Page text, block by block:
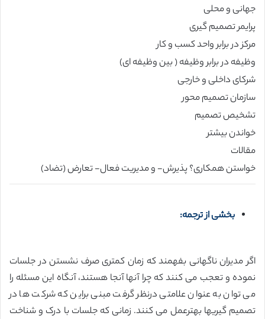
جهانی و محلی
پرایمر تصمیم گیری
مرکز در برابر واحد کسب و کار
وظیفه در برابر وظیفه ( بین وظیفه ای)
شرکای داخلی و خارجی
سازمان تصمیم محور
تشخیص تصمیم
خواندن بیشتر
مقالات
خواستن همکاری؟ پذیرش- و مدیریت فعال- تعارض (تضاد)
بخشی از ترجمه:
اگر مدیران ناگهانی بفهمند که زمان کمتری صرف نشستن در جلسات
نموده و تعجب می کنند که چرا آنها آنجا هستند، آنگاه این مسئله را
می توان به عنوان علامتی درنظر گرفت مبنی براین که شرکت ها در
تصمیم گیریها بهترعمل می کنند. زمانی که جلسات با درک و شناخت